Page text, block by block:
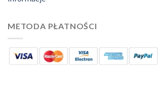
METODA PŁATNOŚCI